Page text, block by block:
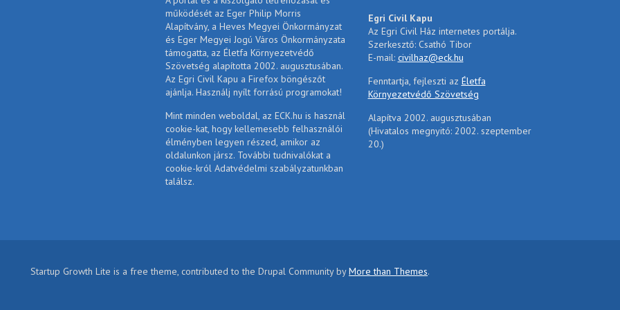
működését az Eger Philip Morris
Alapítvány, a Heves Megyei Önkormányzat
és Eger Megyei Jogú Város Önkormányzata
támogatta, az Életfa Környezetvédő
Szövetség alapította 2002. augusztusában.
Az Egri Civil Kapu a Firefox böngészőt
ajánlja. Használj nyílt forrású programokat!
Mint minden weboldal, az ECK.hu is használ
cookie-kat, hogy kellemesebb felhasználói
élményben legyen részed, amikor az
oldalunkon jársz. További tudnivalókat a
cookie-król Adatvédelmi szabályzatunkban
találsz.
Egri Civil Kapu
Az Egri Civil Ház internetes portálja.
Szerkesztő: Csathó Tibor
E-mail: civilhaz@eck.hu
Fenntartja, fejleszti az Életfa
Környezetvédő Szövetség
Alapítva 2002. augusztusában
(Hivatalos megnyitó: 2002. szeptember
20.)
Startup Growth Lite is a free theme, contributed to the Drupal Community byMore than Themes.